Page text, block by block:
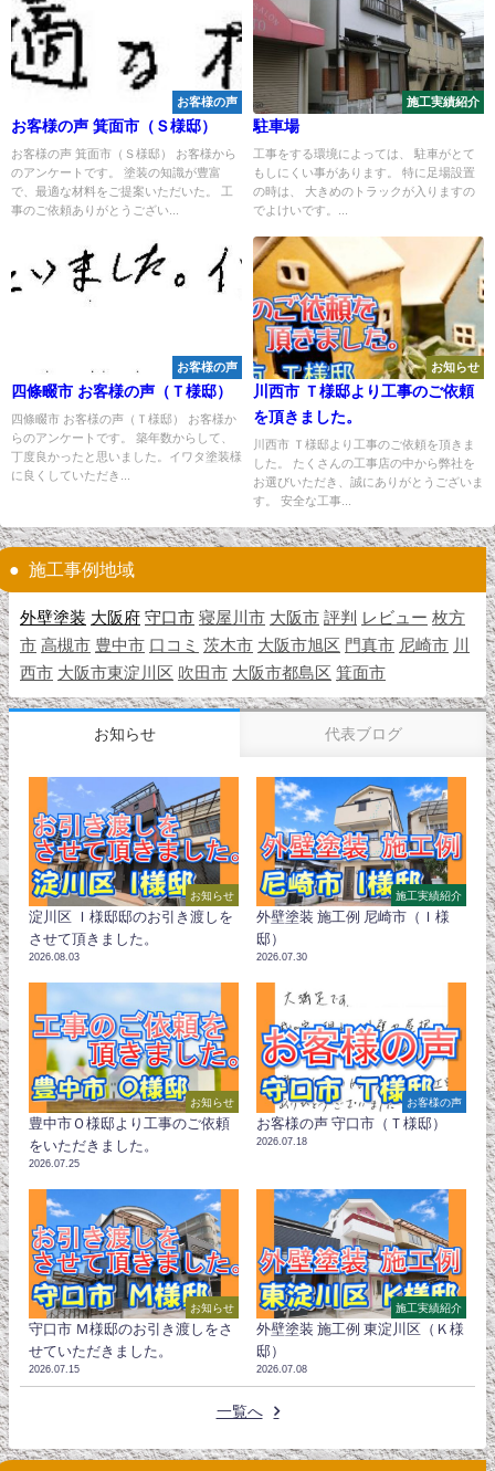
お客様の声
お客様の声 箕面市（Ｓ様邸）
お客様の声 箕面市（Ｓ様邸） お客様から
のアンケートです。 塗装の知識が豊富
で、最適な材料をご提案いただいた。 工
事のご依頼ありがとうござい...
施工実績紹介
駐車場
工事をする環境によっては、 駐車がとて
もしにくい事があります。 特に足場設置
の時は、 大きめのトラックが入りますの
でよけいです。...
お客様の声
四條畷市 お客様の声（Ｔ様邸）
四條畷市 お客様の声（Ｔ様邸） お客様か
らのアンケートです。 築年数からして、
丁度良かったと思いました。イワタ塗装様
に良くしていただき...
お知らせ
川西市 Ｔ様邸より工事のご依頼
を頂きました。
川西市 Ｔ様邸より工事のご依頼を頂きま
した。 たくさんの工事店の中から弊社を
お選びいただき、誠にありがとうございま
す。 安全な工事...
施工事例地域
外壁塗装 大阪府 守口市 寝屋川市 大阪市 評判 レビュー 枚方
市 高槻市 豊中市 口コミ 茨木市 大阪市旭区 門真市 尼崎市 川
西市 大阪市東淀川区 吹田市 大阪市都島区 箕面市
お知らせ 代表ブログ
お知らせ
淀川区 Ｉ様邸邸のお引き渡しを
させて頂きました。
2026.08.03
施工実績紹介
外壁塗装 施工例 尼崎市（Ｉ様
邸）
2026.07.30
お知らせ
豊中市Ｏ様邸より工事のご依頼
をいただきました。
2026.07.25
お客様の声
お客様の声 守口市（Ｔ様邸）
2026.07.18
お知らせ
守口市 Ｍ様邸のお引き渡しをさ
せていただきました。
2026.07.15
施工実績紹介
外壁塗装 施工例 東淀川区（Ｋ様
邸）
2026.07.08
一覧へ